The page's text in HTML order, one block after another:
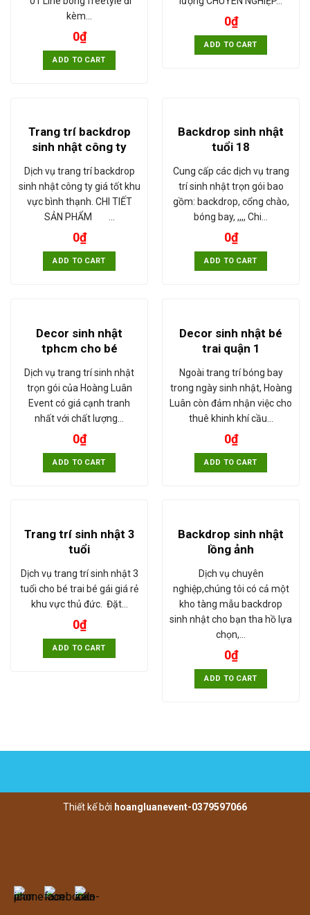
kèm…
0₫
ADD TO CART
0₫
ADD TO CART
Trang trí backdrop
sinh nhật công ty
Dịch vụ trang trí backdrop
sinh nhật công ty giá tốt khu
vực bình thạnh. CHI TIẾT
SẢN PHẨM …
0₫
ADD TO CART
Backdrop sinh nhật
tuổi 18
Cung cấp các dịch vụ trang
trí sinh nhật trọn gói bao
gồm: backdrop, cổng chào,
bóng bay, ,,,, Chi…
0₫
ADD TO CART
Decor sinh nhật
tphcm cho bé
Dịch vụ trang trí sinh nhật
trọn gói của Hoàng Luân
Event có giá cạnh tranh
nhất với chất lượng…
0₫
ADD TO CART
Decor sinh nhật bé
trai quận 1
Ngoài trang trí bóng bay
trong ngày sinh nhật, Hoàng
Luân còn đảm nhận việc cho
thuê khinh khí cầu…
0₫
ADD TO CART
Trang trí sinh nhật 3
tuổi
Dịch vụ trang trí sinh nhật 3
tuổi cho bé trai bé gái giá rẻ
khu vực thủ đức. Đặt…
0₫
ADD TO CART
Backdrop sinh nhật
lồng ảnh
Dịch vụ chuyên
nghiệp,chúng tôi có cả một
kho tàng mẫu backdrop
sinh nhật cho bạn tha hồ lựa
chọn,…
0₫
ADD TO CART
Thiết kế bởi hoangluanevent-0379597066